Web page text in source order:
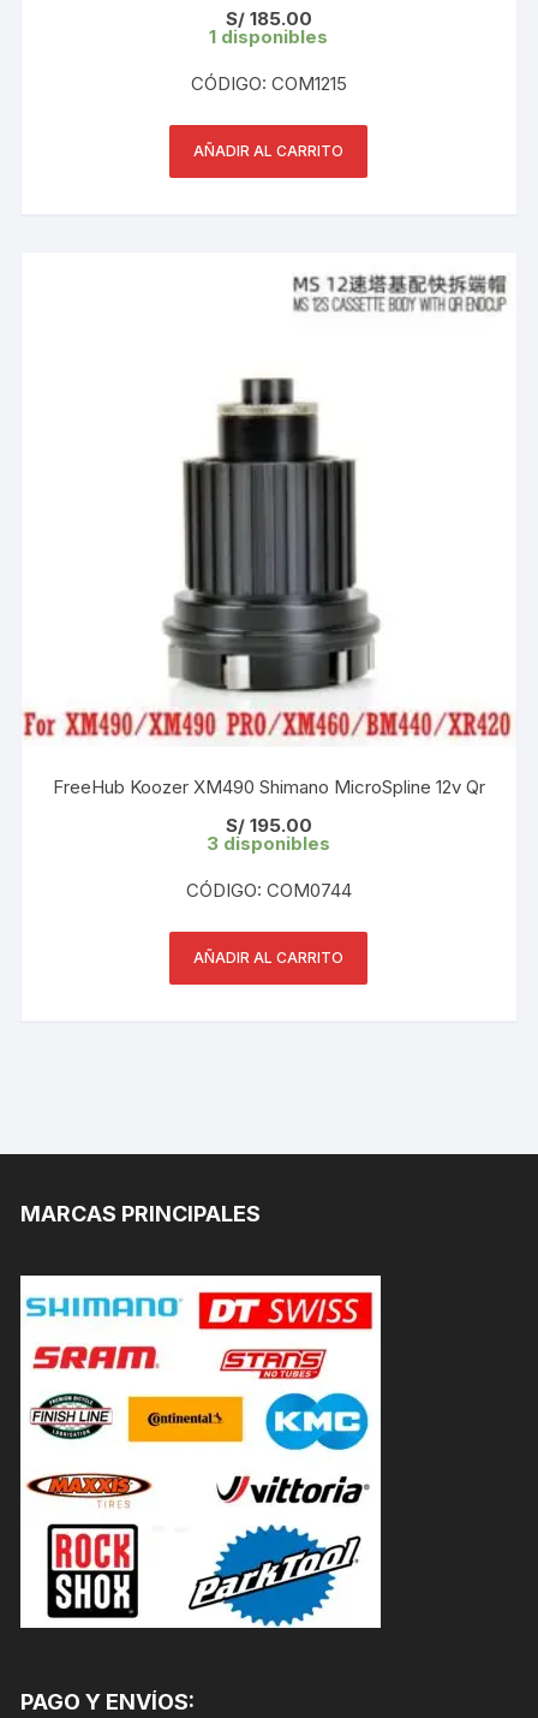
S/185.00
1 disponibles
CÓDIGO: COM1215
AÑADIR AL CARRITO
FreeHub Koozer XM490 Shimano MicroSpline 12v Qr
S/195.00
3 disponibles
CÓDIGO: COM0744
AÑADIR AL CARRITO
MARCAS PRINCIPALES
PAGO Y ENVÍOS: